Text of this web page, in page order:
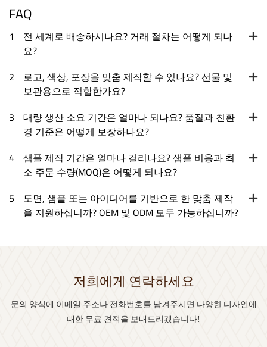
FAQ
1 전 세계로 배송하시나요? 거래 절차는 어떻게 되나
요?
2 로고, 색상, 포장을 맞춤 제작할 수 있나요? 선물 및
보관용으로 적합한가요?
3 대량 생산 소요 기간은 얼마나 되나요? 품질과 친환
경 기준은 어떻게 보장하나요?
4 샘플 제작 기간은 얼마나 걸리나요? 샘플 비용과 최
소 주문 수량(MOQ)은 어떻게 되나요?
5 도면, 샘플 또는 아이디어를 기반으로 한 맞춤 제작
을 지원하십니까? OEM 및 ODM 모두 가능하십니까?
저희에게 연락하세요
문의 양식에 이메일 주소나 전화번호를 남겨주시면 다양한 디자인에
대한 무료 견적을 보내드리겠습니다!